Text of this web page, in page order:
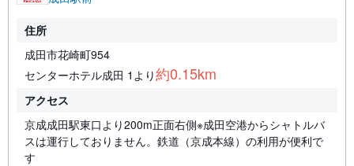
住所
成田市花崎町954
センターホテル成田 1より約0.15km
アクセス
京成成田駅東口より200m正面右側※成田空港からシャトルバ
スは運行しておりません。鉄道（京成本線）の利用が便利で
す